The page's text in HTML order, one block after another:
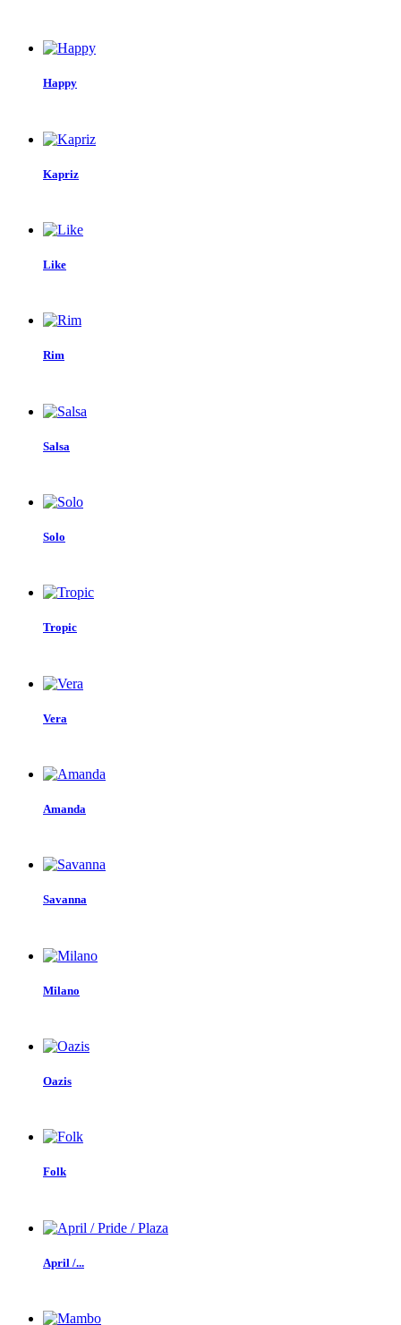
Happy
Kapriz
Like
Rim
Salsa
Solo
Tropic
Vera
Amanda
Savanna
Milano
Oazis
Folk
April /...